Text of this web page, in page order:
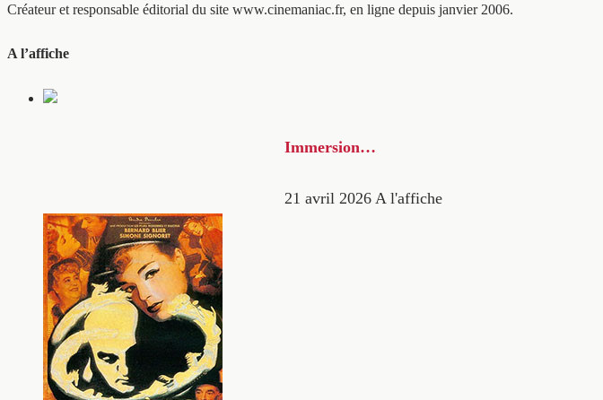
Créateur et responsable éditorial du site www.cinemaniac.fr, en ligne depuis janvier 2006.
A l’affiche
Immersion…
21 avril 2026 A l'affiche